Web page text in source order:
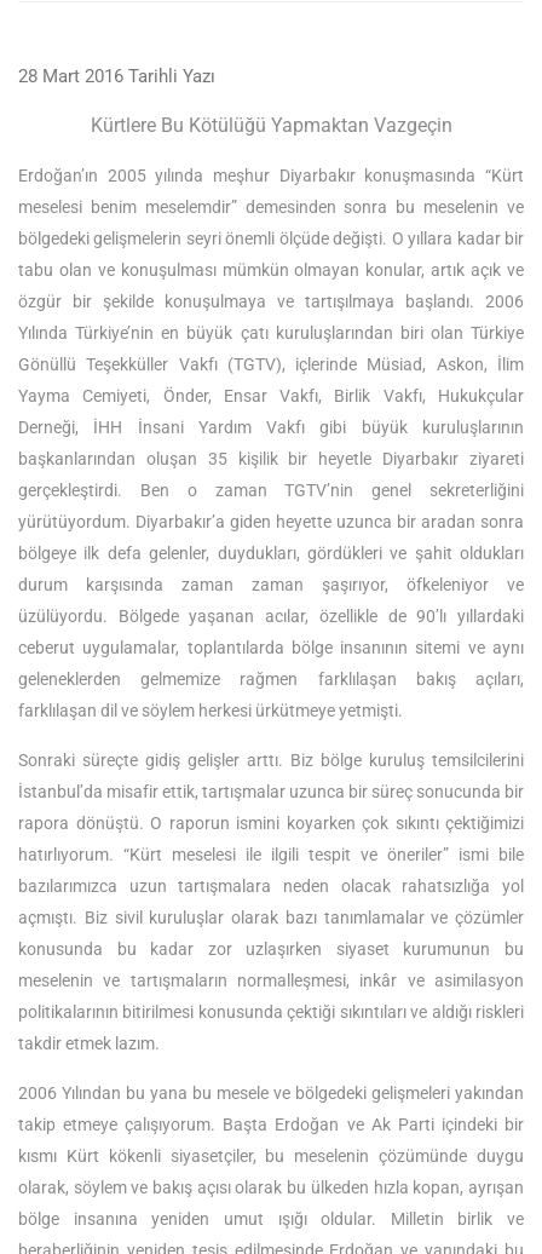
28 Mart 2016 Tarihli Yazı
Kürtlere Bu Kötülüğü Yapmaktan Vazgeçin
Erdoğan’ın 2005 yılında meşhur Diyarbakır konuşmasında “Kürt
meselesi benim meselemdir” demesinden sonra bu meselenin ve
bölgedeki gelişmelerin seyri önemli ölçüde değişti. O yıllara kadar bir
tabu olan ve konuşulması mümkün olmayan konular, artık açık ve
özgür bir şekilde konuşulmaya ve tartışılmaya başlandı. 2006
Yılında Türkiye’nin en büyük çatı kuruluşlarından biri olan Türkiye
Gönüllü Teşekküller Vakfı (TGTV), içlerinde Müsiad, Askon, İlim
Yayma Cemiyeti, Önder, Ensar Vakfı, Birlik Vakfı, Hukukçular
Derneği, İHH İnsani Yardım Vakfı gibi büyük kuruluşlarının
başkanlarından oluşan 35 kişilik bir heyetle Diyarbakır ziyareti
gerçekleştirdi. Ben o zaman TGTV’nin genel sekreterliğini
yürütüyordum. Diyarbakır’a giden heyette uzunca bir aradan sonra
bölgeye ilk defa gelenler, duydukları, gördükleri ve şahit oldukları
durum karşısında zaman zaman şaşırıyor, öfkeleniyor ve
üzülüyordu. Bölgede yaşanan acılar, özellikle de 90’lı yıllardaki
ceberut uygulamalar, toplantılarda bölge insanının sitemi ve aynı
geleneklerden gelmemize rağmen farklılaşan bakış açıları,
farklılaşan dil ve söylem herkesi ürkütmeye yetmişti.
Sonraki süreçte gidiş gelişler arttı. Biz bölge kuruluş temsilcilerini
İstanbul’da misafir ettik, tartışmalar uzunca bir süreç sonucunda bir
rapora dönüştü. O raporun ismini koyarken çok sıkıntı çektiğimizi
hatırlıyorum. “Kürt meselesi ile ilgili tespit ve öneriler” ismi bile
bazılarımızca uzun tartışmalara neden olacak rahatsızlığa yol
açmıştı. Biz sivil kuruluşlar olarak bazı tanımlamalar ve çözümler
konusunda bu kadar zor uzlaşırken siyaset kurumunun bu
meselenin ve tartışmaların normalleşmesi, inkâr ve asimilasyon
politikalarının bitirilmesi konusunda çektiği sıkıntıları ve aldığı riskleri
takdir etmek lazım.
2006 Yılından bu yana bu mesele ve bölgedeki gelişmeleri yakından
takip etmeye çalışıyorum. Başta Erdoğan ve Ak Parti içindeki bir
kısmı Kürt kökenli siyasetçiler, bu meselenin çözümünde duygu
olarak, söylem ve bakış açısı olarak bu ülkeden hızla kopan, ayrışan
bölge insanına yeniden umut ışığı oldular. Milletin birlik ve